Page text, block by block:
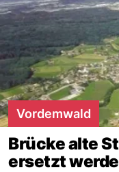
Vordemwald
Brücke alte
ersetzt